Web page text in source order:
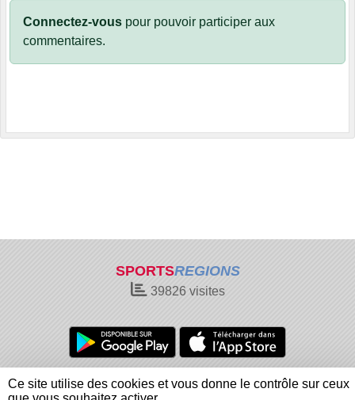
Connectez-vous pour pouvoir participer aux
commentaires.
SPORTSREGIONS
39826visites
Charte cookies
Gestion des cookies
Informations légales
Signaler un contenu inapproprié
Ce site utilise des cookies et vous donne le contrôle sur ceux